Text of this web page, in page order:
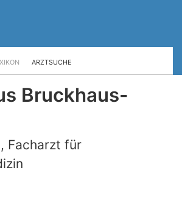
ARZTSUCHE
Bruckhaus-
Facharzt für